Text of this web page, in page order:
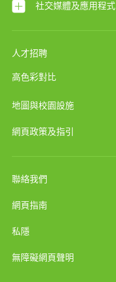
社交媒體及應用程式
人才招聘
高色彩對比
地圖與校園設施
網頁政策及指引
聯絡我們
網頁指南
私隱
無障礙網頁聲明